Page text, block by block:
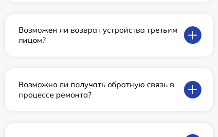
Возможен ли возврат устройства третьим
лицом?
Возможно ли получать обратную связь в
процессе ремонта?